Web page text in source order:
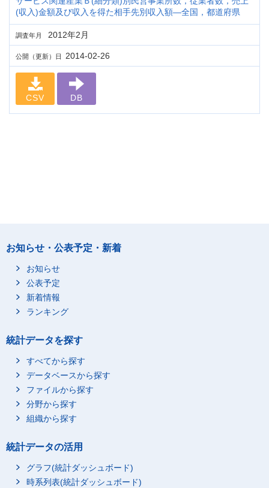
(収入)金額及び収入を得た相手先別収入額―全国，都道府県
調査年月 2012年2月
公開（更新）日 2014-02-26
CSV DB
お知らせ・公表予定・新着
お知らせ
公表予定
新着情報
ランキング
統計データを探す
すべてから探す
データベースから探す
ファイルから探す
分野から探す
組織から探す
統計データの活用
グラフ(統計ダッシュボード)
時系列表(統計ダッシュボード)